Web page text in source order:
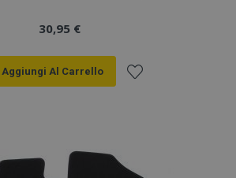
30,95 €
Aggiungi Al Carrello
lista